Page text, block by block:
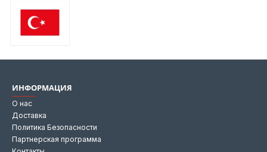
ИНФОРМАЦИЯ
О нас
Доставка
Политика Безопасности
Партнерская программа